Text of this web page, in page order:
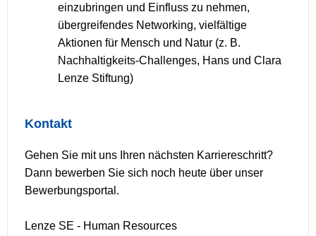
einzubringen und Einfluss zu nehmen,
übergreifendes Networking, vielfältige
Aktionen für Mensch und Natur (z. B.
Nachhaltigkeits-Challenges, Hans und Clara
Lenze Stiftung)
Kontakt
Gehen Sie mit uns Ihren nächsten Karriereschritt?
Dann bewerben Sie sich noch heute über unser
Bewerbungsportal.
Lenze SE - Human Resources